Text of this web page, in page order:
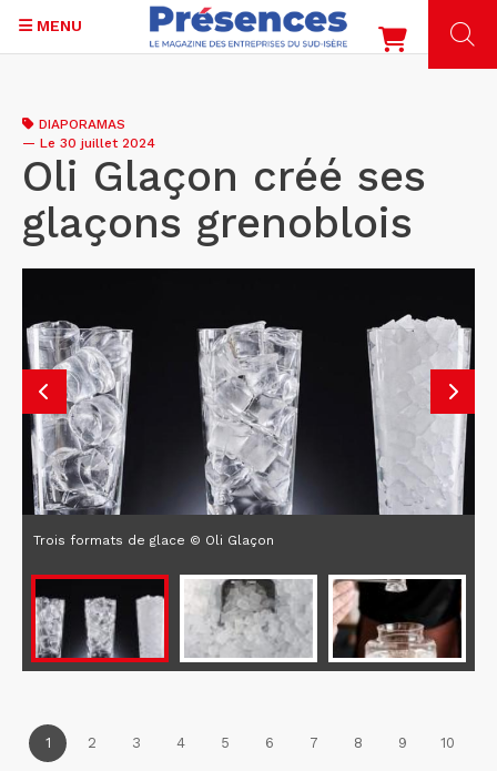
contenu
principal
MENU
DIAPORAMAS
— Le 30 juillet 2024
Oli Glaçon créé ses
glaçons grenoblois
Trois formats de glace © Oli Glaçon
1 2 3 4 5 6 7 8 9 10